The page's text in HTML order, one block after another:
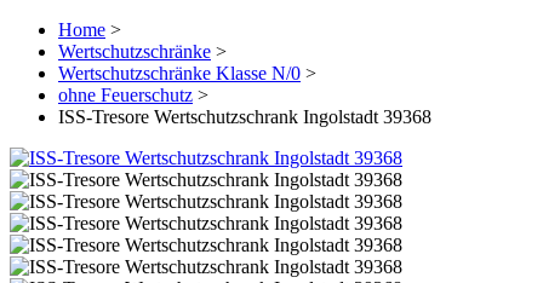
Home >
Wertschutzschränke >
Wertschutzschränke Klasse N/0 >
ohne Feuerschutz >
ISS-Tresore Wertschutzschrank Ingolstadt 39368